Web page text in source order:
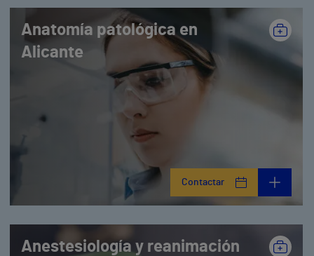
Anatomía patológica en
Alicante
Contactar
Anestesiología y reanimación